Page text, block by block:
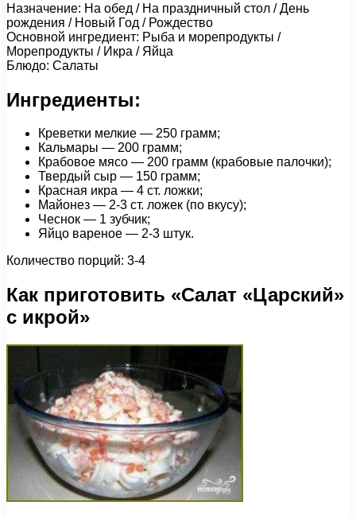
Назначение: На обед / На праздничный стол / День
рождения / Новый Год / Рождество
Основной ингредиент: Рыба и морепродукты /
Морепродукты / Икра / Яйца
Блюдо: Салаты
Ингредиенты:
Креветки мелкие — 250 грамм;
Кальмары — 200 грамм;
Крабовое мясо — 200 грамм (крабовые палочки);
Твердый сыр — 150 грамм;
Красная икра — 4 ст. ложки;
Майонез — 2-3 ст. ложек (по вкусу);
Чеснок — 1 зубчик;
Яйцо вареное — 2-3 штук.
Количество порций: 3-4
Как приготовить «Салат «Царский»
с икрой»